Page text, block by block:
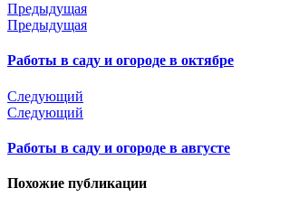
Предыдущая
Предыдущая
Работы в саду и огороде в октябре
Следующий
Следующий
Работы в саду и огороде в августе
Похожие публикации